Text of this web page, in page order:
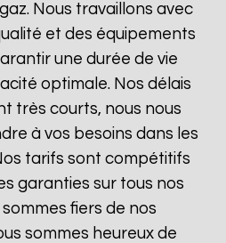
Nous travaillons avec
et des équipements
une durée de vie
optimale. Nos délais
très courts, nous nous
à vos besoins dans les
tarifs sont compétitifs
garanties sur tous nos
fiers de nos
sommes heureux de